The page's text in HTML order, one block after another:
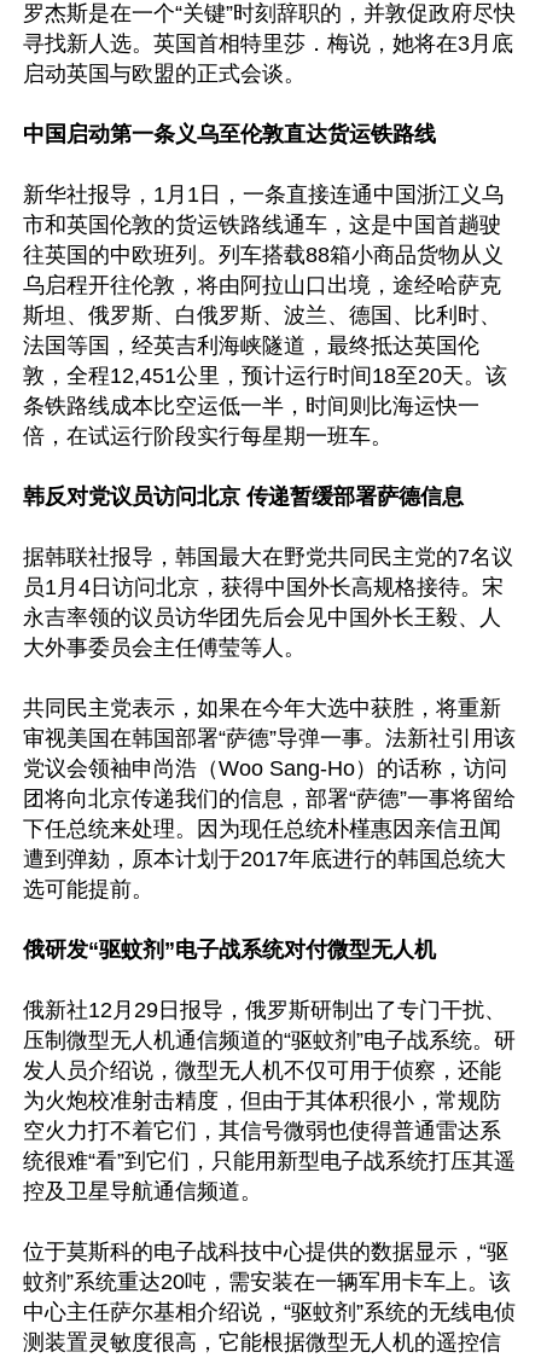
罗杰斯是在一个“关键”时刻辞职的，并敦促政府尽快
寻找新人选。英国首相特里莎．梅说，她将在3月底
启动英国与欧盟的正式会谈。
中国启动第一条义乌至伦敦直达货运铁路线
新华社报导，1月1日，一条直接连通中国浙江义乌
市和英国伦敦的货运铁路线通车，这是中国首趟驶
往英国的中欧班列。列车搭载88箱小商品货物从义
乌启程开往伦敦，将由阿拉山口出境，途经哈萨克
斯坦、俄罗斯、白俄罗斯、波兰、德国、比利时、
法国等国，经英吉利海峡隧道，最终抵达英国伦
敦，全程12,451公里，预计运行时间18至20天。该
条铁路线成本比空运低一半，时间则比海运快一
倍，在试运行阶段实行每星期一班车。
韩反对党议员访问北京 传递暂缓部署萨德信息
据韩联社报导，韩国最大在野党共同民主党的7名议
员1月4日访问北京，获得中国外长高规格接待。宋
永吉率领的议员访华团先后会见中国外长王毅、人
大外事委员会主任傅莹等人。
共同民主党表示，如果在今年大选中获胜，将重新
审视美国在韩国部署“萨德”导弹一事。法新社引用该
党议会领袖申尚浩（Woo Sang-Ho）的话称，访问
团将向北京传递我们的信息，部署“萨德”一事将留给
下任总统来处理。因为现任总统朴槿惠因亲信丑闻
遭到弹劾，原本计划于2017年底进行的韩国总统大
选可能提前。
俄研发“驱蚊剂”电子战系统对付微型无人机
俄新社12月29日报导，俄罗斯研制出了专门干扰、
压制微型无人机通信频道的“驱蚊剂”电子战系统。研
发人员介绍说，微型无人机不仅可用于侦察，还能
为火炮校准射击精度，但由于其体积很小，常规防
空火力打不着它们，其信号微弱也使得普通雷达系
统很难“看”到它们，只能用新型电子战系统打压其遥
控及卫星导航通信频道。
位于莫斯科的电子战科技中心提供的数据显示，“驱
蚊剂”系统重达20吨，需安装在一辆军用卡车上。该
中心主任萨尔基相介绍说，“驱蚊剂”系统的无线电侦
测装置灵敏度很高，它能根据微型无人机的遥控信